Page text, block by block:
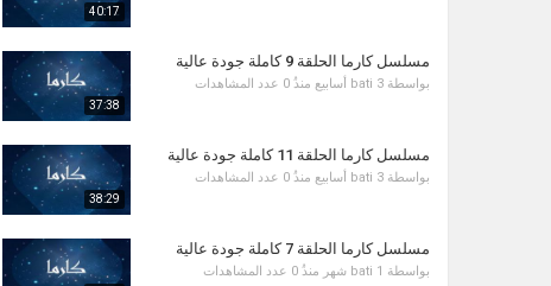
40:17
37:38
مسلسل كارما الحلقة 9 كاملة جودة عالية
بواسطة bati 3 أسابيع منذُ 0 عدد المشاهدات
38:29
مسلسل كارما الحلقة 11 كاملة جودة عالية
بواسطة bati 3 أسابيع منذُ 0 عدد المشاهدات
مسلسل كارما الحلقة 7 كاملة جودة عالية
بواسطة bati 1 شهر منذُ 0 عدد المشاهدات